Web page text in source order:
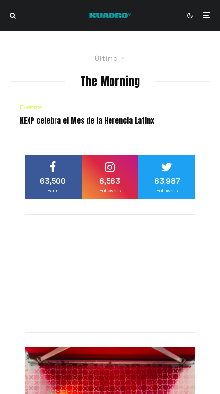
Último
The Morning
Eventos
KEXP celebra el Mes de la Herencia Latinx
63,500
Fans
6,563
Followers
63,987
Followers